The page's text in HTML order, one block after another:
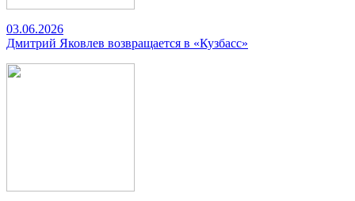
03.06.2026
Дмитрий Яковлев возвращается в «Кузбасс»